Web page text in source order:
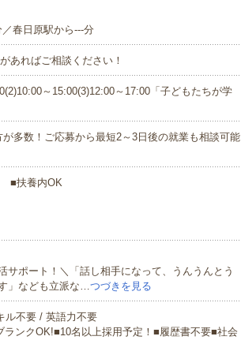
春日原駅から---分
あればご相談ください！
～15:00(3)12:00～17:00「子どもたちが学
多数！ご応募から最短2～3日後の就業も相談可能
■扶養内OK
サポート！＼「話し相手になって、うんうんとう
」なども立派な…つづきを見る
ル不要 / 英語力不要
ンクOK!■10名以上採用予定！■履歴書不要■社会